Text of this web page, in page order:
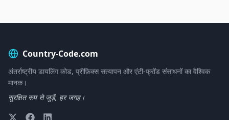
Country-Code.com
अंतर्राष्ट्रीय डायलिंग कोड, प्रीफ़िक्स सत्यापन और एंटी-फ्रॉड संसाधनों का वैश्विक
मानक।
सुरक्षित रूप से जुड़ें, हर जगह।